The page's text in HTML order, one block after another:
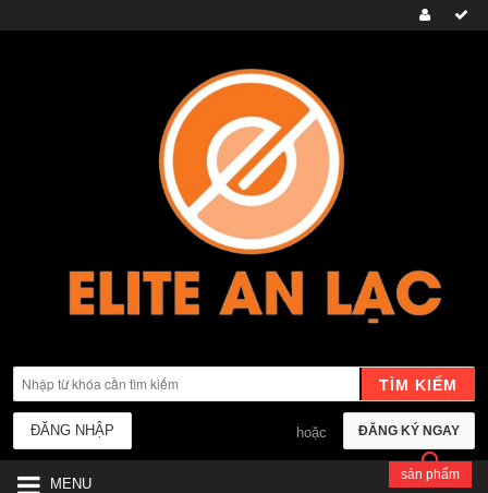
TÌM KIẾM
ĐĂNG KÝ NGAY
hoặc
ĐĂNG NHẬP
MENU
sản phẩm